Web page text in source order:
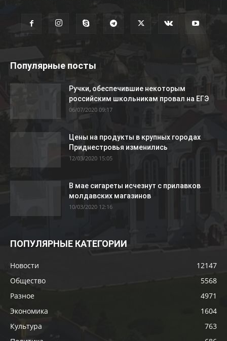
Популярные посты
Ручки, обеспечившие некоторым
российским школьникам провал на ЕГЭ
06/07/2020 09:17
Цены на продукты в крупных городах
Приднестровья изменились
12/03/2020 15:05
В мае сигареты исчезнут с прилавков
молдавских магазинов
10/03/2020 12:16
ПОПУЛЯРНЫЕ КАТЕГОРИИ
Новости
12147
Общество
5568
Разное
4971
Экономика
1604
Культура
763